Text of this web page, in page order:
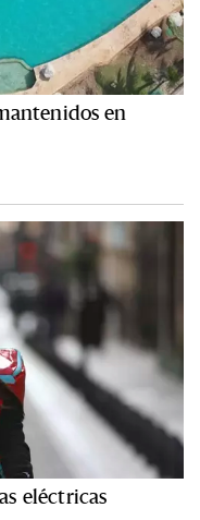
en
eléctricas